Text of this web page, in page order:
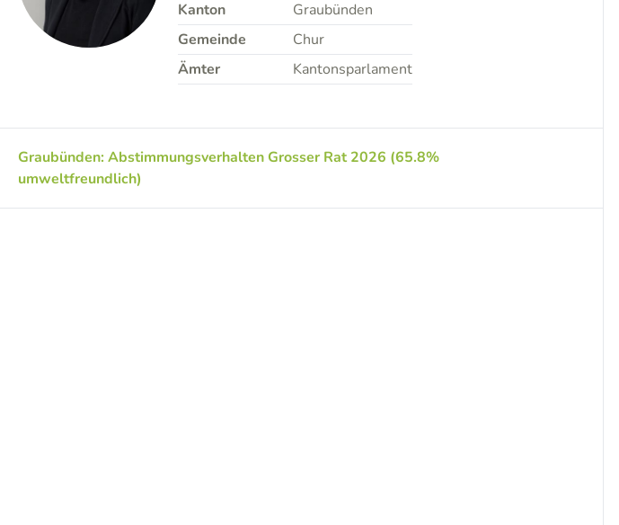
Kanton
Graubünden
Gemeinde
Chur
Ämter
Kantonsparlament
Graubünden: Abstimmungsverhalten Grosser Rat 2026 (65.8%
umweltfreundlich)